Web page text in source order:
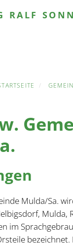
RALF
Mulda/Sa.
Mulda,
im
bezeichnet.